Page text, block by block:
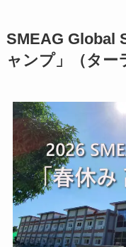
SMEAG Global
ャンプ」（ター